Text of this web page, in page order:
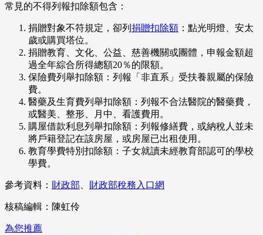
常見的不得列報扣除額包含：
捐贈對象不符規定，卻列 捐贈扣除額 ：點光明燈、安太
歲或購買塔位。
捐贈教育、文化、公益、慈善機關或團體，申報金額超
過全年綜合所得總額20％的限額。
保險費列舉扣除額：列報「非直系」受扶養親屬的保險
費。
醫藥及生育費列舉扣除額：列報不合法醫院的醫藥費，
或醫美、整形、月中、看護費用。
購屋借款利息列舉扣除額：列報修繕費，或納稅人並未
將戶籍登記在該房屋，或房屋已出租使用。
教育學費特別扣除額：子女就讀未經教育部認可的學校
學費。
參考資料： 財政部 財政部稅務入口網
核稿編輯：陳虹伶
為您推薦